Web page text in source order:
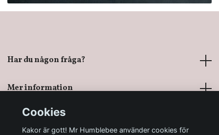
Har du någon fråga?
Mer information
Sociala medier
Cookies
Kakor är gott! Mr Humblebee använder cookies för